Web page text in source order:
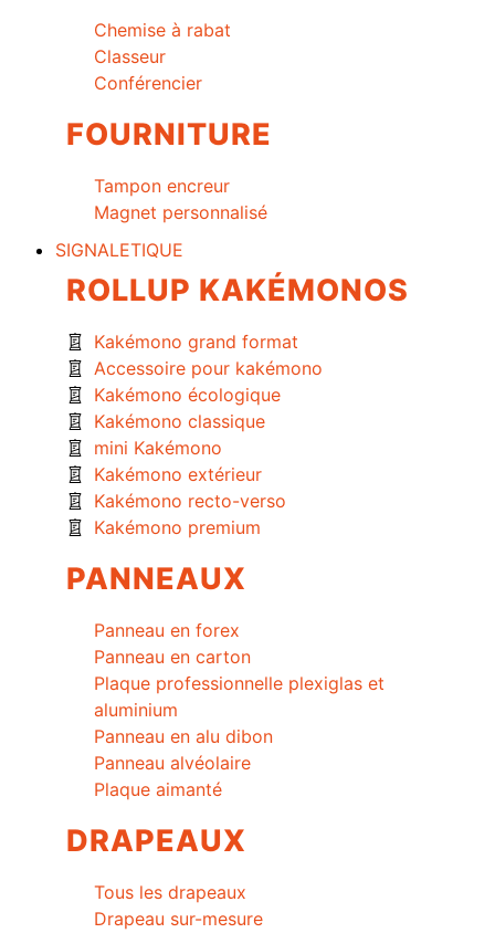
Chemise à rabat
Classeur
Conférencier
FOURNITURE
Tampon encreur
Magnet personnalisé
SIGNALETIQUE
ROLLUP KAKÉMONOS
Kakémono grand format
Accessoire pour kakémono
Kakémono écologique
Kakémono classique
mini Kakémono
Kakémono extérieur
Kakémono recto-verso
Kakémono premium
PANNEAUX
Panneau en forex
Panneau en carton
Plaque professionnelle plexiglas et
aluminium
Panneau en alu dibon
Panneau alvéolaire
Plaque aimanté
DRAPEAUX
Tous les drapeaux
Drapeau sur-mesure